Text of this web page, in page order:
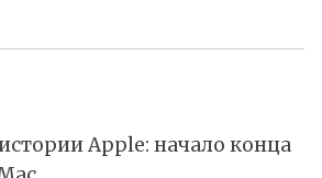
Apple: начало конца